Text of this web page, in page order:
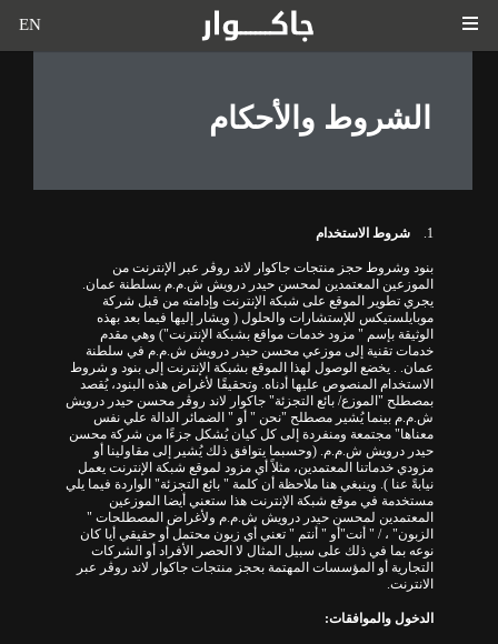
EN
الشروط والأحكام
1. شروط الاستخدام
بنود وشروط حجز منتجات جاكوار لاند روڤر عبر الإنترنت من
الموزعين المعتمدين لمحسن حيدر درويش ش.م.م بسلطنة عمان.
يجري تطوير الموقع على شبكة الإنترنت وإدامته من قبل شركة
موبايلستيكس للإستشارات والحلول ( ويشار إليها فيما بعد بهذه
الوثيقة بإسم " مزود خدمات مواقع بشبكة الإنترنت") وهي مقدم
خدمات تقنية إلى موزعي محسن حيدر درويش ش.م.م في سلطنة
عمان. . يخضع الوصول لهذا الموقع بشبكة الإنترنت إلى بنود و شروط
الاستخدام المنصوص عليها أدناه. وتحقيقًا لأغراض هذه البنود، يُقصد
بمصطلح "الموزع/ بائع التجزئة" جاكوار لاند روڤر محسن حيدر درويش
ش.م.م بينما يُشير مصطلح "نحن " أو " الضمائر الدالة علي نفس
معناها" مجتمعة ومنفردة إلى كل كيان يُشكل جزءًا من شركة محسن
حيدر درويش ش.م.م. (وحسبما يتوافق ذلك يُشير إلى مقاولينا أو
مزودي خدماتنا المعتمدين، مثلاً أي مزود لموقع شبكة الإنترنت يعمل
نيابةً عنا ). وينبغي هنا ملاحظة أن كلمة " بائع التجزئة" الواردة فيما يلي
مستخدمة في موقع شبكة الإنترنت هذا ستعني أيضا الموزعين
المعتمدين لمحسن حيدر درويش ش.م.م ولأغراض المصطلحات "
الزبون" ، / " أنت"أو " أنتم " تعني أي زبون محتمل أو حقيقي أيا كان
نوعه بما في ذلك على سبيل المثال لا الحصر الأفراد أو الشركات
التجارية أو المؤسسات المهتمة بحجز منتجات جاكوار لاند روڤر عبر
الانترنت.
الدخول والموافقات: